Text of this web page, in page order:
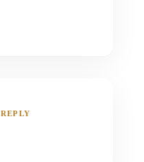
REPLY